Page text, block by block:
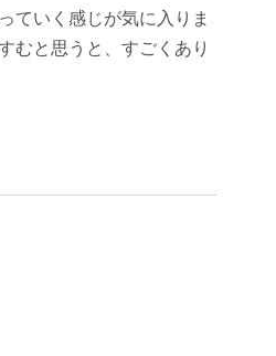
ていく感じが気に入りま
むと思うと、すごくあり